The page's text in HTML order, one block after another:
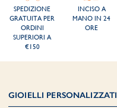
SPEDIZIONE
GRATUITA PER
ORDINI
SUPERIORI A
€150
INCISO A
MANO IN 24
ORE
GIOIELLI PERSONALIZZATI